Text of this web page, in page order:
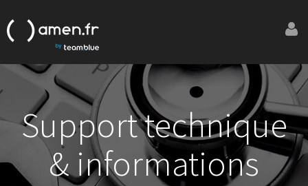
Support technique
& informations